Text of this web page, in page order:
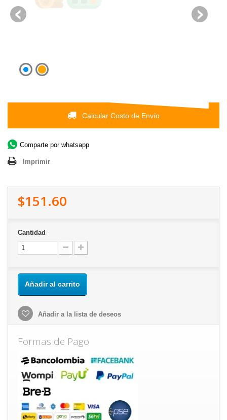
Calcular Costo de Envío
Comparte por whatsapp
Imprimir
$151.60
Cantidad
Añadir al carrito
Añadir a la lista de deseos
Formas de Pago